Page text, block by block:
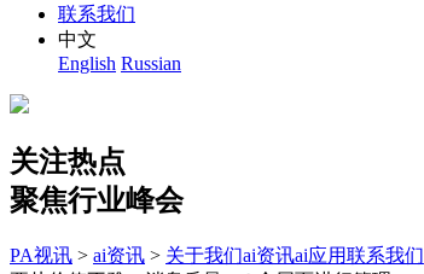
联系我们
中文
English Russian
关注热点
聚焦行业峰会
PA视讯 > ai资讯 > 关于我们ai资讯ai应用联系我们